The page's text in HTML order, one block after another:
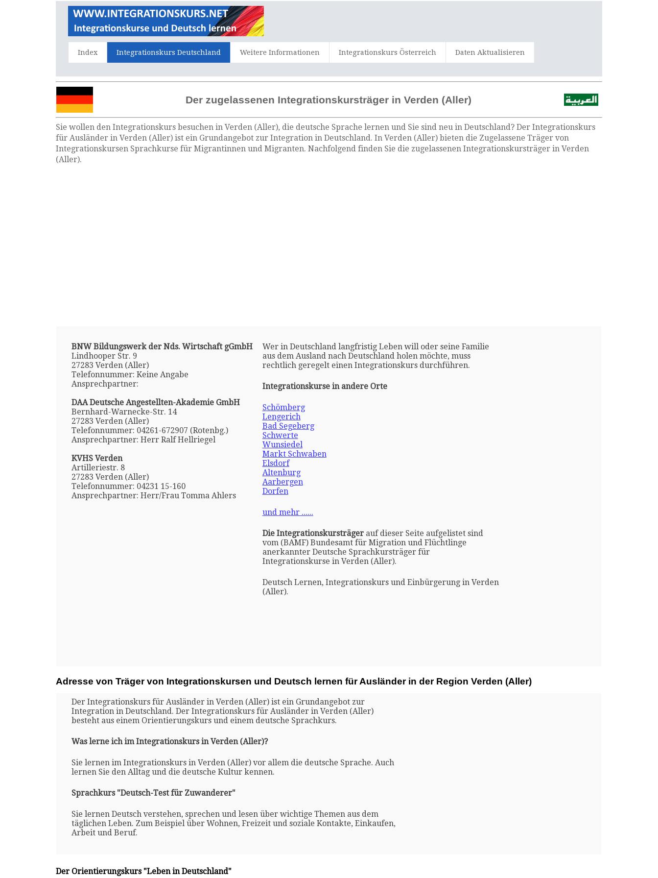
Index Integrationskurs Deutschland Weitere Informationen Integrationskurs Österreich Daten Aktualisieren
Der zugelassenen Integrationskursträger in Verden (Aller)
Sie wollen den Integrationskurs besuchen in Verden (Aller), die deutsche Sprache lernen und Sie sind neu in Deutschland? Der Integrationskurs
für Ausländer in Verden (Aller) ist ein Grundangebot zur Integration in Deutschland. In Verden (Aller) bieten die Zugelassene Träger von
Integrationskursen Sprachkurse für Migrantinnen und Migranten. Nachfolgend finden Sie die zugelassenen Integrationskursträger in Verden
(Aller).
BNW Bildungswerk der Nds. Wirtschaft gGmbH
Lindhooper Str. 9
27283 Verden (Aller)
Telefonnummer: Keine Angabe
Ansprechpartner:
DAA Deutsche Angestellten-Akademie GmbH
Bernhard-Warnecke-Str. 14
27283 Verden (Aller)
Telefonnummer: 04261-672907 (Rotenbg.)
Ansprechpartner: Herr Ralf Hellriegel
KVHS Verden
Artilleriestr. 8
27283 Verden (Aller)
Telefonnummer: 04231 15-160
Ansprechpartner: Herr/Frau Tomma Ahlers
Wer in Deutschland langfristig Leben will oder seine Familie
aus dem Ausland nach Deutschland holen möchte, muss
rechtlich geregelt einen Integrationskurs durchführen.
Integrationskurse in andere Orte
Schömberg
Lengerich
Bad Segeberg
Schwerte
Wunsiedel
Markt Schwaben
Elsdorf
Altenburg
Aarbergen
Dorfen
und mehr ......
Die Integrationskursträgerauf dieser Seite aufgelistet sind
vom (BAMF) Bundesamt für Migration und Flüchtlinge
anerkannter Deutsche Sprachkursträger für
Integrationskurse in Verden (Aller).
Deutsch Lernen, Integrationskurs und Einbürgerung in Verden
(Aller).
Adresse von Träger von Integrationskursen und Deutsch lernen für Ausländer in der Region Verden (Aller)
Der Integrationskurs für Ausländer in Verden (Aller) ist ein Grundangebot zur
Integration in Deutschland. Der Integrationskurs für Ausländer in Verden (Aller)
besteht aus einem Orientierungskurs und einem deutsche Sprachkurs.
Was lerne ich im Integrationskurs in Verden (Aller)?
Sie lernen im Integrationskurs in Verden (Aller) vor allem die deutsche Sprache. Auch
lernen Sie den Alltag und die deutsche Kultur kennen.
Sprachkurs "Deutsch-Test für Zuwanderer"
Sie lernen Deutsch verstehen, sprechen und lesen über wichtige Themen aus dem
täglichen Leben. Zum Beispiel über Wohnen, Freizeit und soziale Kontakte, Einkaufen,
Arbeit und Beruf.
Der Orientierungskurs "Leben in Deutschland"